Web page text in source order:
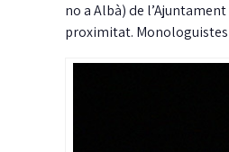
no a Albà) de
proximitat. Monologuistes